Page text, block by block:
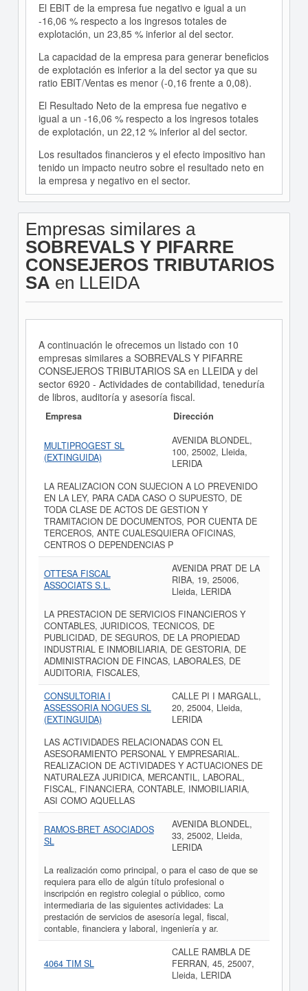
El EBIT de la empresa fue negativo e igual a un
-16,06 % respecto a los ingresos totales de
explotación, un 23,85 % inferior al del sector.
La capacidad de la empresa para generar beneficios
de explotación es inferior a la del sector ya que su
ratio EBIT/Ventas es menor (-0,16 frente a 0,08).
El Resultado Neto de la empresa fue negativo e
igual a un -16,06 % respecto a los ingresos totales
de explotación, un 22,12 % inferior al del sector.
Los resultados financieros y el efecto impositivo han
tenido un impacto neutro sobre el resultado neto en
la empresa y negativo en el sector.
Empresas similares a
SOBREVALS Y PIFARRE
CONSEJEROS TRIBUTARIOS
SA en LLEIDA
A continuación le ofrecemos un listado con 10
empresas similares a SOBREVALS Y PIFARRE
CONSEJEROS TRIBUTARIOS SA en LLEIDA y del
sector 6920 - Actividades de contabilidad, teneduría
de libros, auditoría y asesoría fiscal.
Empresa Dirección
MULTIPROGEST SL
(EXTINGUIDA)
AVENIDA BLONDEL,
100, 25002, Lleida,
LERIDA
LA REALIZACION CON SUJECION A LO PREVENIDO
EN LA LEY, PARA CADA CASO O SUPUESTO, DE
TODA CLASE DE ACTOS DE GESTION Y
TRAMITACION DE DOCUMENTOS, POR CUENTA DE
TERCEROS, ANTE CUALESQUIERA OFICINAS,
CENTROS O DEPENDENCIAS P
OTTESA FISCAL
ASSOCIATS S.L.
AVENIDA PRAT DE LA
RIBA, 19, 25006,
Lleida, LERIDA
LA PRESTACION DE SERVICIOS FINANCIEROS Y
CONTABLES, JURIDICOS, TECNICOS, DE
PUBLICIDAD, DE SEGUROS, DE LA PROPIEDAD
INDUSTRIAL E INMOBILIARIA, DE GESTORIA, DE
ADMINISTRACION DE FINCAS, LABORALES, DE
AUDITORIA, FISCALES,
CONSULTORIA I
ASSESSORIA NOGUES SL
(EXTINGUIDA)
CALLE PI I MARGALL,
20, 25004, Lleida,
LERIDA
LAS ACTIVIDADES RELACIONADAS CON EL
ASESORAMIENTO PERSONAL Y EMPRESARIAL.
REALIZACION DE ACTIVIDADES Y ACTUACIONES DE
NATURALEZA JURIDICA, MERCANTIL, LABORAL,
FISCAL, FINANCIERA, CONTABLE, INMOBILIARIA,
ASI COMO AQUELLAS
RAMOS-BRET ASOCIADOS
SL
AVENIDA BLONDEL,
33, 25002, Lleida,
LERIDA
La realización como principal, o para el caso de que se
requiera para ello de algún título profesional o
inscripción en registro colegial o público, como
intermediaria de las siguientes actividades: La
prestación de servicios de asesoría legal, fiscal,
contable, financiera y laboral, ingeniería y ar.
4064 TIM SL
CALLE RAMBLA DE
FERRAN, 45, 25007,
Lleida, LERIDA